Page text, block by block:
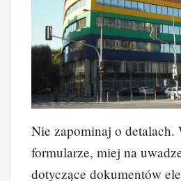
Nie zapominaj o detalach.
formularze, miej na
dotyczące dokumentów